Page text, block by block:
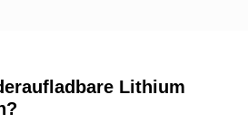
Lithium